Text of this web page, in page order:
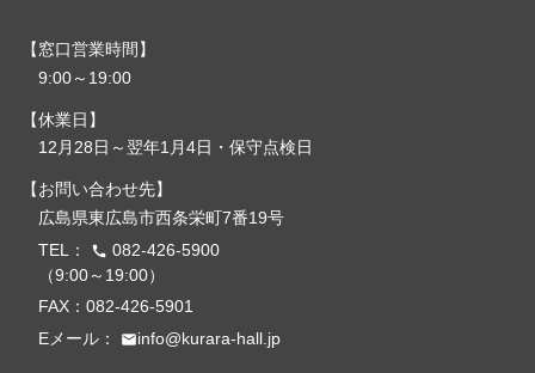
窓口営業時間
9:00～19:00
休業日
12月28日～翌年1月4日・保守点検日
お問い合わせ先
広島県東広島市西条栄町7番19号
TEL：
call 082-426-5900
（9:00～19:00）
FAX：082-426-5901
Eメール：
emailinfo@kurara-hall.jp